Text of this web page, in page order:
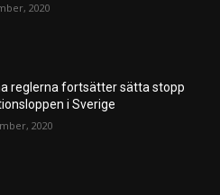
2020
reglerna fortsätter sätta stopp
i Sverige
2020